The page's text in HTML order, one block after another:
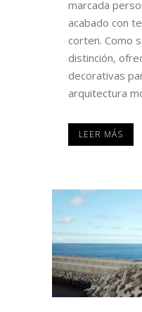
marcada
acabado con
corten. Como
distinción,
decorativas
arquitectura
LEER MÁS